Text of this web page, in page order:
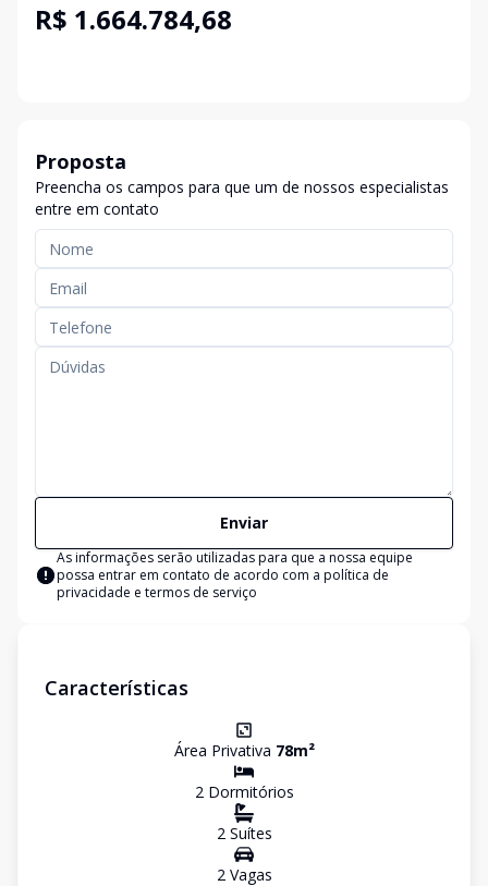
R$ 1.664.784,68
Proposta
Preencha os campos para que um de nossos especialistas
entre em contato
Enviar
As informações serão utilizadas para que a nossa equipe
possa entrar em contato de acordo com a política de
privacidade e termos de serviço
Características
Área Privativa 78m²
2Dormitórios
2Suítes
2Vagas